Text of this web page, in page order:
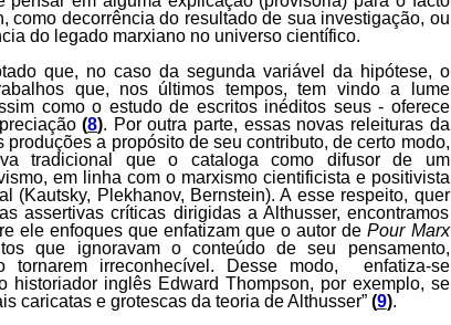
como decorrência do resultado de sua investigação, ou
do legado marxiano no universo científico.
que, no caso da segunda variável da hipótese, o
que, nos últimos tempos, tem vindo a lume
como o estudo de escritos inéditos seus - oferece
(8). Por outra parte, essas novas releituras da
a propósito de seu contributo, de certo modo,
tradicional que o cataloga como difusor de um
em linha com o marxismo cientificista e positivista
(Kautsky, Plekhanov, Bernstein). A esse respeito, quer
assertivas críticas dirigidas a Althusser, encontramos
ele enfoques que enfatizam que o autor dePour Marx
que ignoravam o conteúdo de seu pensamento,
tornarem irreconhecível. Desse modo, enfatiza-se
historiador inglês Edward Thompson, por exemplo, se
caricatas e grotescas da teoria de Althusser” (9).